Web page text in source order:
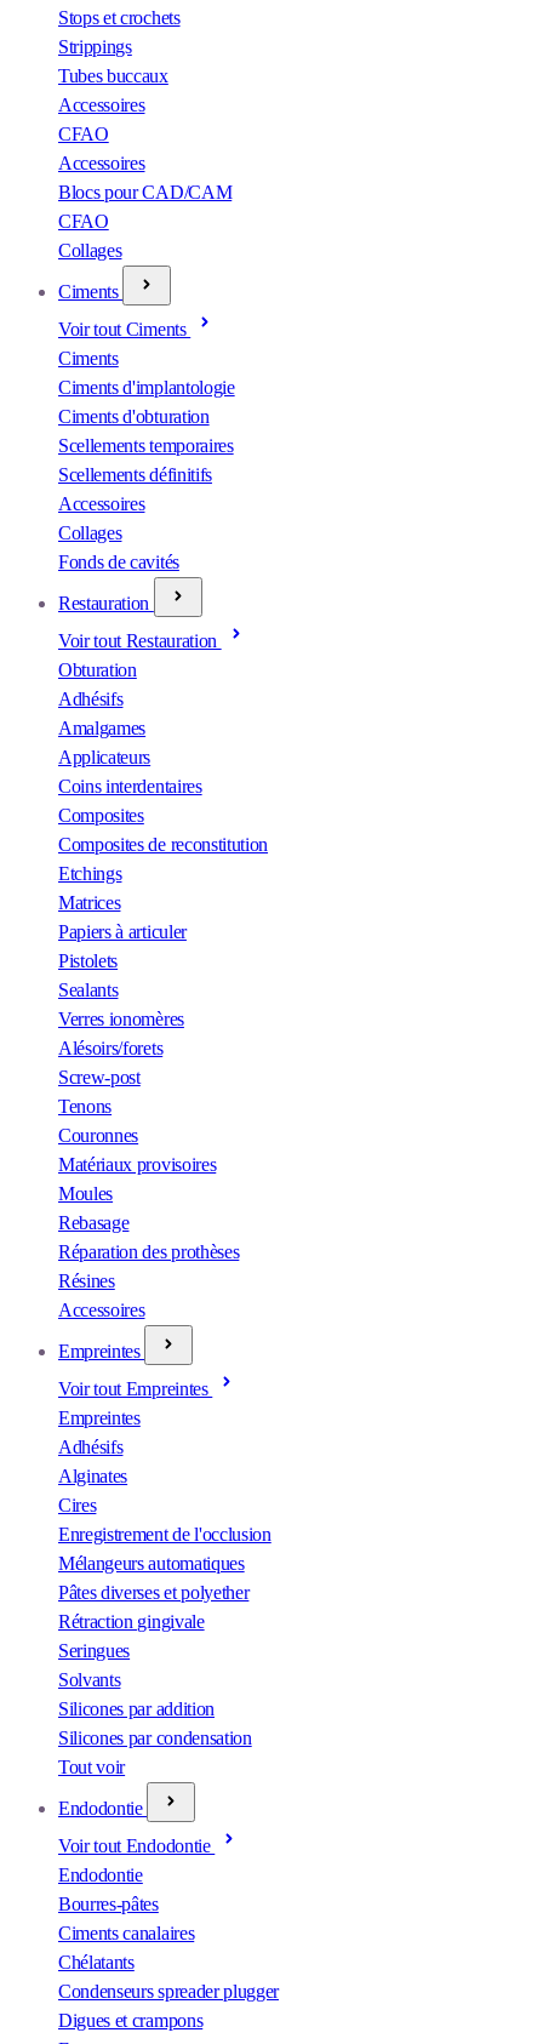
Stops et crochets
Strippings
Tubes buccaux
Accessoires
CFAO
Accessoires
Blocs pour CAD/CAM
CFAO
Collages
Ciments
Voir tout Ciments
Ciments
Ciments d'implantologie
Ciments d'obturation
Scellements temporaires
Scellements définitifs
Accessoires
Collages
Fonds de cavités
Restauration
Voir tout Restauration
Obturation
Adhésifs
Amalgames
Applicateurs
Coins interdentaires
Composites
Composites de reconstitution
Etchings
Matrices
Papiers à articuler
Pistolets
Sealants
Verres ionomères
Alésoirs/forets
Screw-post
Tenons
Couronnes
Matériaux provisoires
Moules
Rebasage
Réparation des prothèses
Résines
Accessoires
Empreintes
Voir tout Empreintes
Empreintes
Adhésifs
Alginates
Cires
Enregistrement de l'occlusion
Mélangeurs automatiques
Pâtes diverses et polyether
Rétraction gingivale
Seringues
Solvants
Silicones par addition
Silicones par condensation
Tout voir
Endodontie
Voir tout Endodontie
Endodontie
Bourres-pâtes
Ciments canalaires
Chélatants
Condenseurs spreader plugger
Digues et crampons